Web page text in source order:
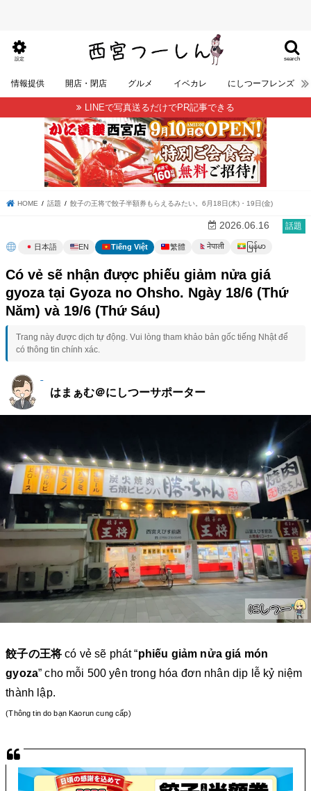
search
設定
情報提供 開店・閉店 グルメ イベカレ にしつーフレンズ
LINEで写真送るだけでPR記事できる
HOME 話題 餃子の王将で餃子半額券もらえるみたい。6月18日(木)・19日(金)
話題
2026.06.16
日本語 EN Tiếng Việt 繁體 नेपाली မြန်မာ
Có vẻ sẽ nhận được phiếu giảm nửa giá
gyoza tại Gyoza no Ohsho. Ngày 18/6 (Thứ
Năm) và 19/6 (Thứ Sáu)
Trang này được dịch tự động. Vui lòng tham khảo bản gốc tiếng Nhật để
có thông tin chính xác.
はまぁむ＠にしつーサポーター
餃子の王将 có vẻ sẽ phát “phiếu giảm nửa giá món
gyoza” cho mỗi 500 yên trong hóa đơn nhân dịp lễ kỷ niệm
thành lập.
(Thông tin do bạn Kaorun cung cấp)